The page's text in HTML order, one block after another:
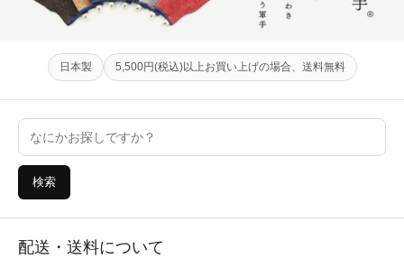
日本製 5,500円(税込)以上お買い上げの場合、送料無料
検索
配送・送料について